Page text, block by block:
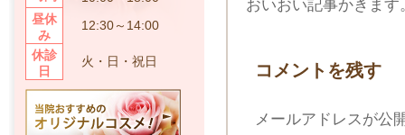
昼休
み
12:30～14:00
休診
日
火・日・祝日
おいおい記事かきます
コメントを残す
メールアドレスが公